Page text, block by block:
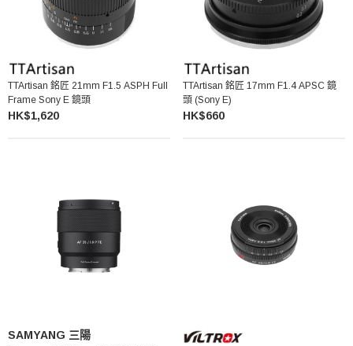
TTArtisan 銘匠 21mm F1.5 ASPH Full
Frame Sony E 鏡頭
HK$1,620
TTArtisan 銘匠 17mm F1.4 APSC 鏡
頭 (Sony E)
HK$660
SAMYANG 三陽